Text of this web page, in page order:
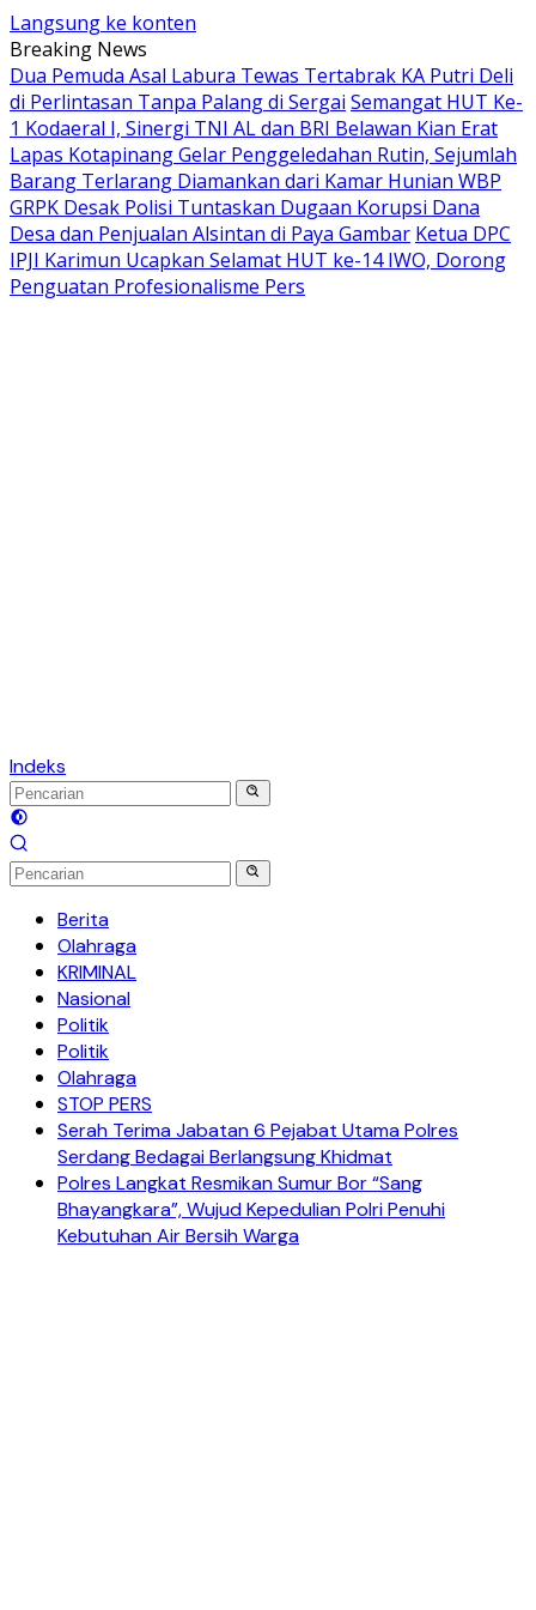
Langsung ke konten
Breaking News
Dua Pemuda Asal Labura Tewas Tertabrak KA Putri Deli
di Perlintasan Tanpa Palang di Sergai Semangat HUT Ke-
1 Kodaeral I, Sinergi TNI AL dan BRI Belawan Kian Erat
Lapas Kotapinang Gelar Penggeledahan Rutin, Sejumlah
Barang Terlarang Diamankan dari Kamar Hunian WBP
GRPK Desak Polisi Tuntaskan Dugaan Korupsi Dana
Desa dan Penjualan Alsintan di Paya Gambar Ketua DPC
IPJI Karimun Ucapkan Selamat HUT ke-14 IWO, Dorong
Penguatan Profesionalisme Pers
Indeks
Berita
Olahraga
KRIMINAL
Nasional
Politik
Politik
Olahraga
STOP PERS
Serah Terima Jabatan 6 Pejabat Utama Polres
Serdang Bedagai Berlangsung Khidmat
Polres Langkat Resmikan Sumur Bor “Sang
Bhayangkara”, Wujud Kepedulian Polri Penuhi
Kebutuhan Air Bersih Warga